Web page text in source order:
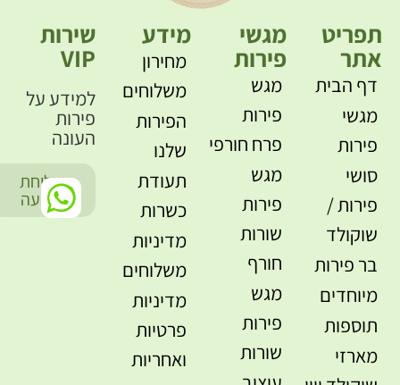
תפריט
אתר
דף הבית
מגשי
פירות
סושי
פירות /
שוקולד
בר פירות
מיוחדים
תוספות
מארזי
מגשי
פירות
מגש
פירות
פרח חורפי
מגש
פירות
שורות
חורף
מגש
פירות
שורות
מידע
מחירון
משלוחים
הפירות
שלנו
תעודת
כשרות
מדיניות
משלוחים
מדיניות
פרטיות
ואחריות
שירות
VIP
למידע על
פירות
העונה
שליחת
הודעה